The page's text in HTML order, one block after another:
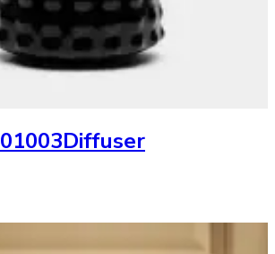
01003Diffuser